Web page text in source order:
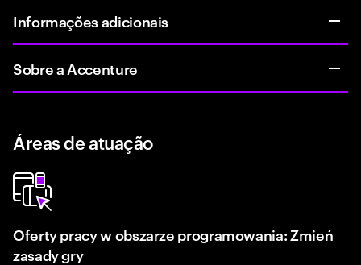
Informações adicionais
Sobre a Accenture
Áreas de atuação
Oferty pracy w obszarze programowania: Zmień
zasady gry